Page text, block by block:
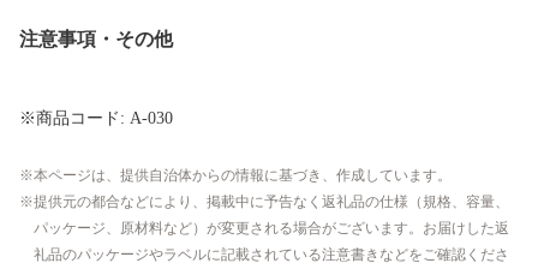
注意事項・その他
※商品コード: A-030
本ページは、提供自治体からの情報に基づき、作成しています。
提供元の都合などにより、掲載中に予告なく返礼品の仕様（規格、容量、
パッケージ、原材料など）が変更される場合がございます。お届けした返
礼品のパッケージやラベルに記載されている注意書きなどをご確認くださ